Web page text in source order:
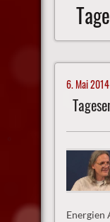
6. Mai 2014
Energien